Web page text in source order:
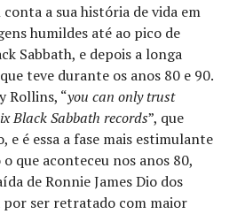
a sua história de vida em
humildes até ao pico de
Sabbath, e depois a longa
teve durante os anos 80 e 90.
Rollins, “you can only trust
Black Sabbath records”, que
e é essa a fase mais estimulante
que aconteceu nos anos 80,
de Ronnie James Dio dos
por ser retratado com maior